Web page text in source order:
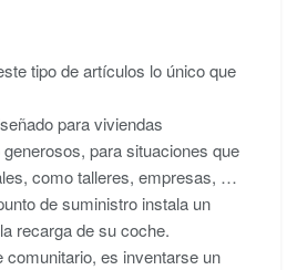
tipo de artículos lo único que
para viviendas
para situaciones que
como talleres, empresas, …
de suministro instala un
recarga de su coche.
comunitario, es inventarse un